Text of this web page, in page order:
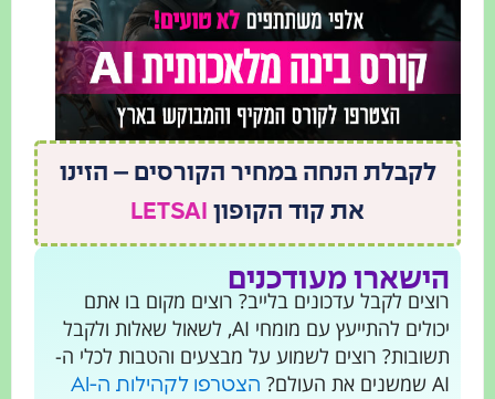
לקבלת הנחה במחיר הקורסים – הזינו
את קוד הקופוןLETSAI
הישארו מעודכנים
רוצים לקבל עדכונים בלייב? רוצים מקום בו אתם
יכולים להתייעץ עם מומחי AI, לשאול שאלות ולקבל
תשובות? רוצים לשמוע על מבצעים והטבות לכלי ה-
AI שמשנים את העולם?
הצטרפו לקהילות ה-AI